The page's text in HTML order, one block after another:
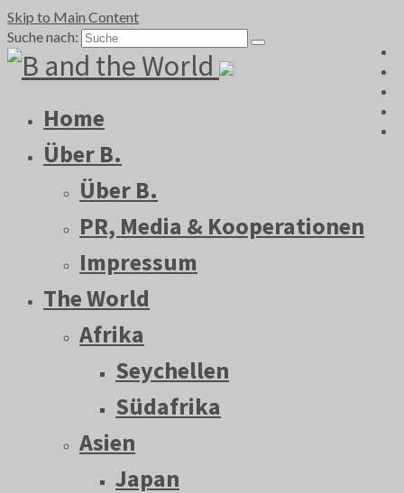
Skip to Main Content
Suche nach:
Home
Über B.
Über B.
PR, Media & Kooperationen
Impressum
The World
Afrika
Seychellen
Südafrika
Asien
Japan